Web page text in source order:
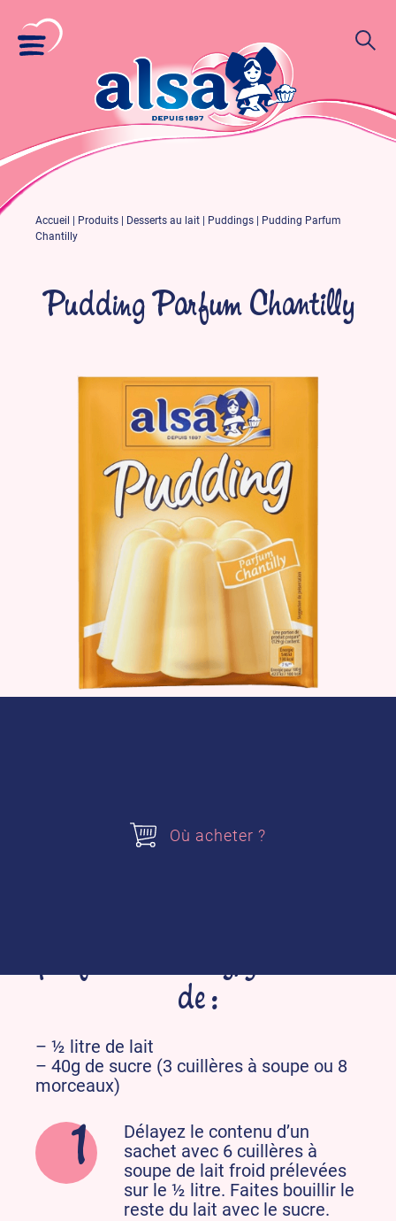
Accueil Produits Desserts au lait Puddings
Pudding Parfum
Chantilly
Pudding Parfum Chantilly
Découvrez un parfum original pour ce
dessert traditionnel, qui séduit tous les
de :
– ½ litre de lait
– 40g de sucre (3 cuillères à soupe ou 8
morceaux)
Délayez le contenu d’un
sachet avec 6 cuillères à
soupe de lait froid prélevées
sur le ½ litre. Faites bouillir le
reste du lait avec le sucre.
Où acheter ?